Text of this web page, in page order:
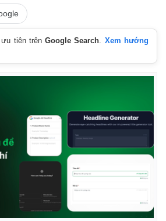
ưu tiên trênGoogle Search. Xem hướng